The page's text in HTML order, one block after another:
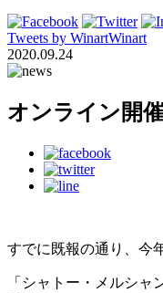
Tweets by WinartWinart
2020.09.24
オンライン開
すでに既報の通り、今
「シャトー・メルシ